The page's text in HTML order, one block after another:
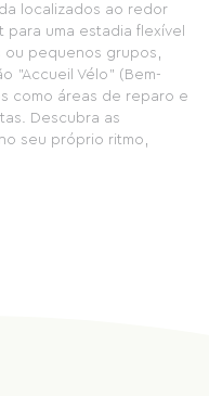
localizados ao redor
uma estadia flexível
ou pequenos grupos,
"Accueil Vélo" (Bem-
como áreas de reparo e
Descubra as
seu próprio ritmo,